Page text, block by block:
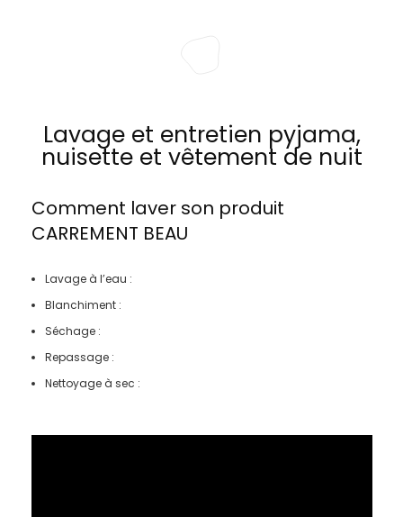
Lavage et entretien pyjama,
nuisette et vêtement de nuit
Comment laver son produit
CARREMENT BEAU
Lavage à l’eau :
Blanchiment :
Séchage :
Repassage :
Nettoyage à sec :